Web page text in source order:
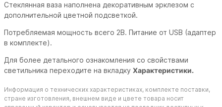
Стеклянная ваза наполнена декоративным эрклезом с
дополнительной цветной подсветкой.
Потребляемая мощность всего 2В. Питание от USB (адаптер
в комплекте).
Для более детального ознакомления со свойствами
светильника переходите на вкладку Характеристики.
Информация о технических характеристиках, комплекте поставки,
стране изготовления, внешнем виде и цвете товара носит